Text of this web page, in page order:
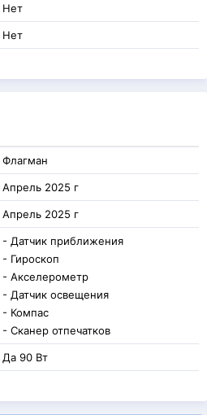
Нет
Нет
Флагман
Апрель 2025 г
Апрель 2025 г
- Датчик приближения
- Гироскоп
- Акселерометр
- Датчик освещения
- Компас
- Сканер отпечатков
Да 90 Вт